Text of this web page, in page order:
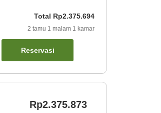
Total Rp2.375.694
2 tamu 1 malam 1 kamar
Reservasi
Rp2.375.873